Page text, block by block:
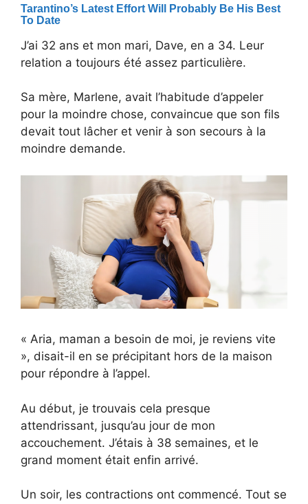
J’ai 32 ans et mon mari, Dave, en a 34. Leur
relation a toujours été assez particulière.
Sa mère, Marlene, avait l’habitude d’appeler
pour la moindre chose, convaincue que son fils
devait tout lâcher et venir à son secours à la
moindre demande.
« Aria, maman a besoin de moi, je reviens vite
», disait-il en se précipitant hors de la maison
pour répondre à l’appel.
Au début, je trouvais cela presque
attendrissant, jusqu’au jour de mon
accouchement. J’étais à 38 semaines, et le
grand moment était enfin arrivé.
Un soir, les contractions ont commencé. Tout se